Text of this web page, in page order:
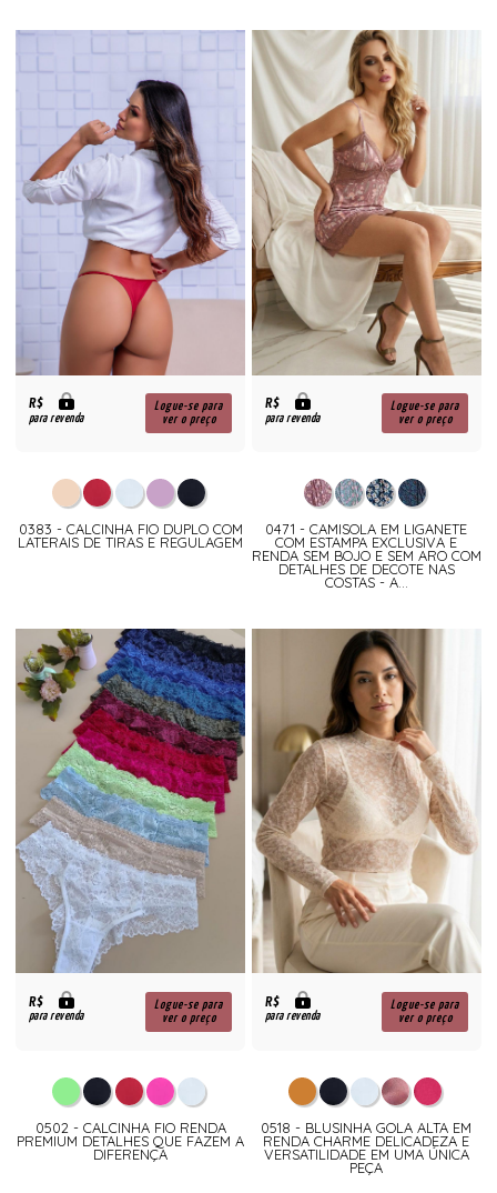
R$
para revenda
Logue-se para
ver o preço
0383 - CALCINHA FIO DUPLO COM
LATERAIS DE TIRAS E REGULAGEM
R$
para revenda
Logue-se para
ver o preço
0471 - CAMISOLA EM LIGANETE
COM ESTAMPA EXCLUSIVA E
RENDA SEM BOJO E SEM ARO COM
DETALHES DE DECOTE NAS
COSTAS - A...
R$
para revenda
Logue-se para
ver o preço
0502 - CALCINHA FIO RENDA
PREMIUM DETALHES QUE FAZEM A
DIFERENÇA
R$
para revenda
Logue-se para
ver o preço
0518 - BLUSINHA GOLA ALTA EM
RENDA CHARME DELICADEZA E
VERSATILIDADE EM UMA ÚNICA
PEÇA